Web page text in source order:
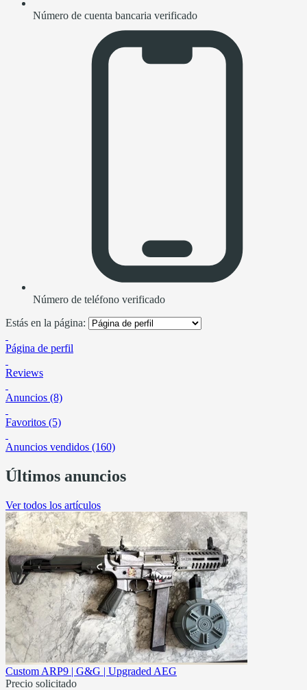
Número de cuenta bancaria verificado
Número de teléfono verificado
Estás en la página:
Página de perfil
Reviews
Anuncios (8)
Favoritos (5)
Anuncios vendidos (160)
Últimos anuncios
Ver todos los artículos
Custom ARP9 | G&G | Upgraded AEG
Precio solicitado